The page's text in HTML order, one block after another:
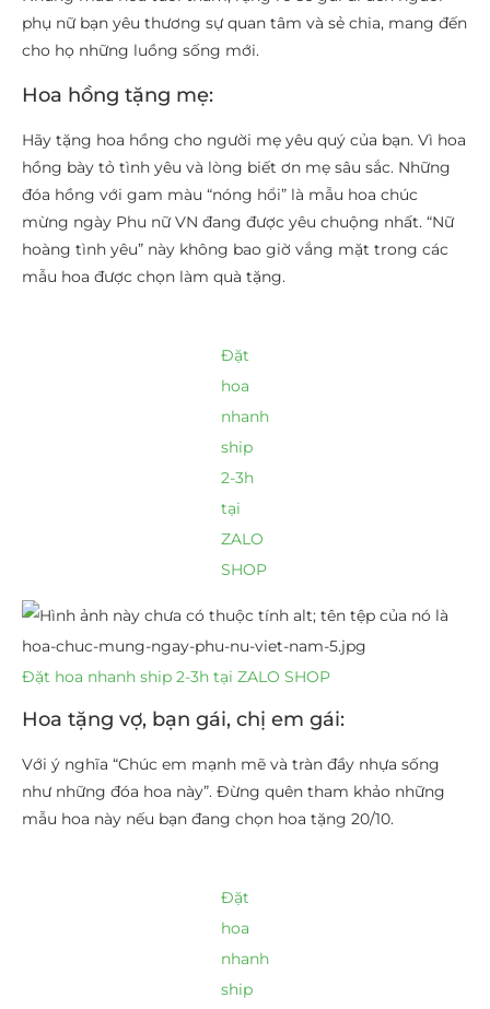
phụ nữ bạn yêu thương sự quan tâm và sẻ chia, mang đến
cho họ những luồng sống mới.
Hoa hồng tặng mẹ:
Hãy tặng hoa hồng cho người mẹ yêu quý của bạn. Vì hoa
hồng bày tỏ tình yêu và lòng biết ơn mẹ sâu sắc. Những
đóa hồng với gam màu “nóng hổi” là mẫu hoa chúc
mừng ngày Phu nữ VN đang được yêu chuộng nhất. “Nữ
hoàng tình yêu” này không bao giờ vắng mặt trong các
mẫu hoa được chọn làm quà tặng.
Đặt
hoa
nhanh
ship
2-3h
tại
ZALO
SHOP
Đặt hoa nhanh ship 2-3h tại ZALO SHOP
Hoa tặng vợ, bạn gái, chị em gái:
Với ý nghĩa “Chúc em mạnh mẽ và tràn đầy nhựa sống
như những đóa hoa này”. Đừng quên tham khảo những
mẫu hoa này nếu bạn đang chọn hoa tặng 20/10.
Đặt
hoa
nhanh
ship